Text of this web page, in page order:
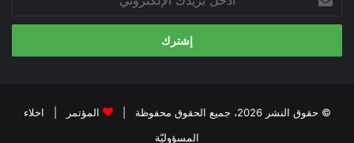
بريدك
الإلكتروني
© حقوق النشر 2026، جميع الحقوق محفوظة | المؤتمر
اخلاء
المسؤوليّة